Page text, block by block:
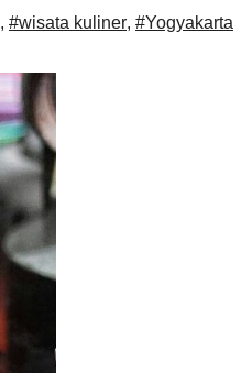
, #wisata kuliner, #Yogyakarta